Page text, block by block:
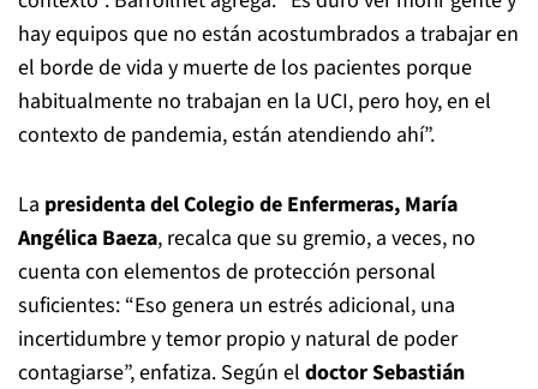
hay equipos que no están acostumbrados a trabajar en
el borde de vida y muerte de los pacientes porque
habitualmente no trabajan en la UCI, pero hoy, en el
contexto de pandemia, están atendiendo ahí”.
La presidenta del Colegio de Enfermeras, María
Angélica Baeza, recalca que su gremio, a veces, no
cuenta con elementos de protección personal
suficientes: “Eso genera un estrés adicional, una
incertidumbre y temor propio y natural de poder
contagiarse”, enfatiza. Según el doctor Sebastián